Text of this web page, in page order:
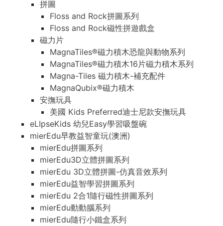
拼圖
Floss and Rock拼圖系列
Floss and Rock磁性拼遊戲盒
磁力片
MagnaTiles®磁力積木恐龍與動物系列
MagnaTiles®磁力積木16片磁力積木系列
Magna-Tiles 磁力積木-補充配件
MagnaQubix®磁力積木
安撫玩具
美國 Kids Preferred迪士尼款安撫玩具
eLIpseKids 幼兒Easy學習吸盤碗
mierEdu早教益智童玩(澳洲)
mierEdu拼圖系列
mierEdu3D立體拼圖系列
mierEdu 3D立體拼圖-仿真音效系列
mierEdu益智學習拼圖系列
mierEdu 2合1隨行磁性拼圖系列
mierEdu動動腦系列
mierEdu隨行小鐵盒系列